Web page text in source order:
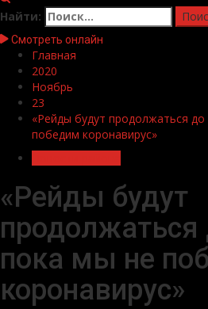
Найти:
Смотреть онлайн
Главная
2020
Ноябрь
23
«Рейды будут продолжаться
победим коронавирус»
«Рейды будут
продолжаться
пока мы не
коронавирус»